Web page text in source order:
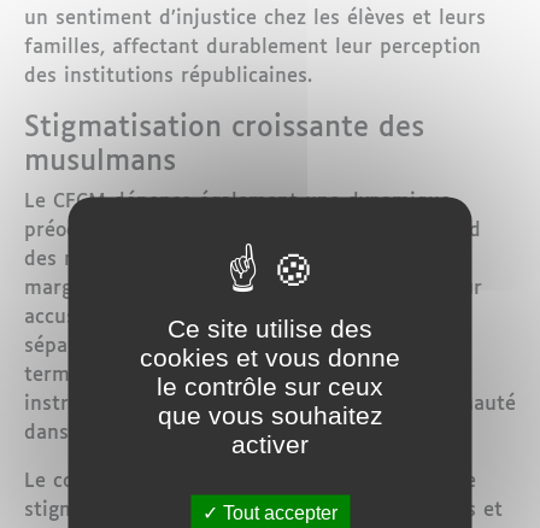
un sentiment d’injustice chez les élèves et leurs
familles, affectant durablement leur perception
des institutions républicaines.
Stigmatisation croissante des
musulmans
Le CFCM dénonce également une dynamique
préoccupante de suspicion généralisée à l’égard
des musulmans en France. Qu’ils soient
marginalisés ou réussissent, ils sont tour à tour
accusés de « communautarisme », de «
séparatisme » ou encore d’« entrisme ». Ces
termes flous et ambigus sont, selon le Conseil,
instrumentalisés pour discréditer une communauté
dans son ensemble.
Le communiqué alerte sur les dangers de cette
stigmatisation, encouragée par certains médias et
Ce site utilise des
cookies et vous donne
le contrôle sur ceux
que vous souhaitez
activer
Tout accepter